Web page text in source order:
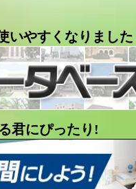
いやすくなりました
君にぴったり!